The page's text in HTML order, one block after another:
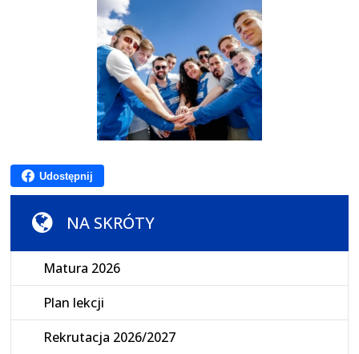
Udostępnij
NA SKRÓTY
Matura 2026
Plan lekcji
Rekrutacja 2026/2027